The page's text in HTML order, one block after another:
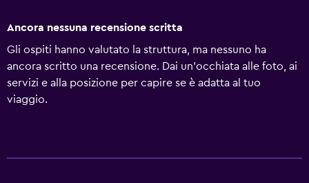
Ancora nessuna recensione scritta
Gli ospiti hanno valutato la struttura, ma nessuno ha
ancora scritto una recensione. Dai un'occhiata alle foto, ai
servizi e alla posizione per capire se è adatta al tuo
viaggio.